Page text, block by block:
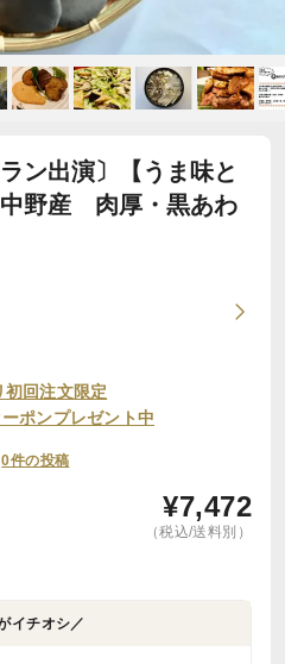
ン出演〕【うま味と
野産 肉厚・黒あわ
回注文限定
ポンプレゼント中
0件の投稿
¥7,472
（税込/送料別）
イチオシ／